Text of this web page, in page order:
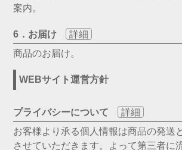
案内。
6．お届け
詳細
商品のお届け。
WEBサイト運営方針
プライバシーについて
詳細
お客様より承る個人情報は商品の発送
させていただきます。よって第三者に